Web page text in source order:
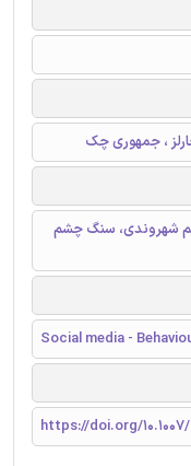
، جمهوری چک
شهروندی، سنگ چشم
Social media -
https://doi.org/10.1007/